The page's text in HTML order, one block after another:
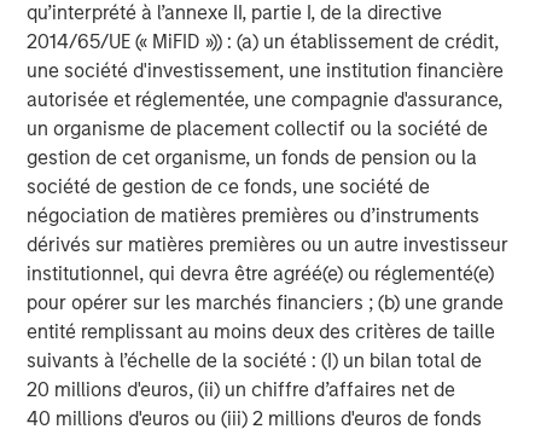
qu’interprété à l’annexe II, partie I, de la directive
2014/65/UE (« MiFID »)) : (a) un établissement de crédit,
une société d'investissement, une institution financière
autorisée et réglementée, une compagnie d'assurance,
un organisme de placement collectif ou la société de
gestion de cet organisme, un fonds de pension ou la
société de gestion de ce fonds, une société de
négociation de matières premières ou d’instruments
dérivés sur matières premières ou un autre investisseur
institutionnel, qui devra être agréé(e) ou réglementé(e)
pour opérer sur les marchés financiers ; (b) une grande
entité remplissant au moins deux des critères de taille
suivants à l’échelle de la société : (I) un bilan total de
20 millions d'euros, (ii) un chiffre d’affaires net de
40 millions d'euros ou (iii) 2 millions d'euros de fonds
Morgan Stanley Investment Management, together with
its investment advisory affiliates, has more than 1,400
investment professionals around the world and $1.8
trillion in assets under management or supervision as of
September 30, 2025. Morgan Stanley Investment
Management strives to provide outstanding long-term
investment performance, service, and a comprehensive
suite of investment management solutions to a diverse
client base, which includes governments, institutions,
corporations and individuals worldwide. For further
information about Morgan Stanley Investment
Management, please visit
https://www.morganstanley.com/im
About Morgan Stanley